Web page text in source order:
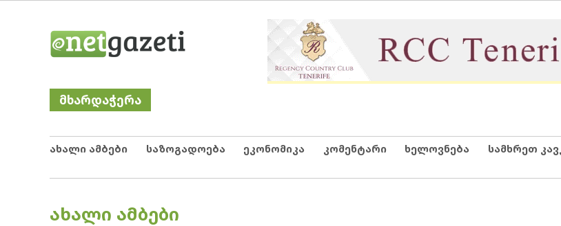
Netgazeti
მხარდაჭერა
ახალი ამბები საზოგადოება ეკონომიკა კომენტარი ხელოვნება სამხრეთ
POSTED
ᲐᲮᲐᲚᲘ ᲐᲛᲑᲔᲑᲘ